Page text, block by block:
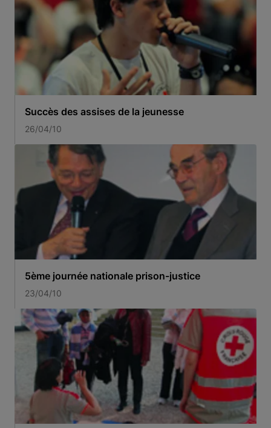
Succès des assises de la jeunesse
26/04/10
5ème journée nationale prison-justice
23/04/10